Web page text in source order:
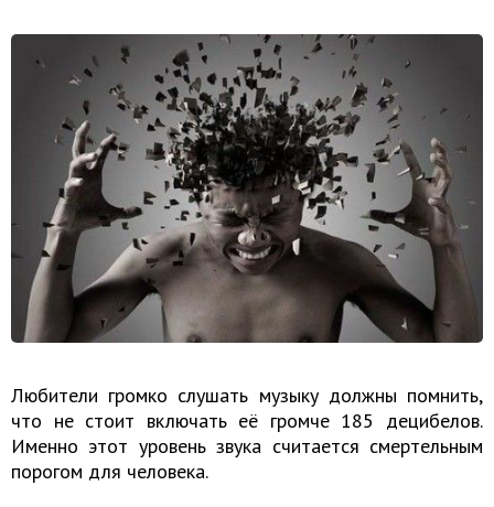
Любители громко слушать музыку должны помнить,
что не стоит включать её громче 185 децибелов.
Именно этот уровень звука считается смертельным
порогом для человека.